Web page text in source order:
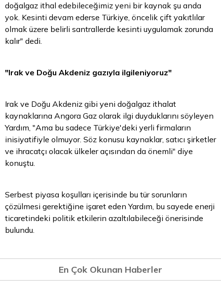
doğalgaz ithal edebileceğimiz yeni bir kaynak şu anda
yok. Kesinti devam ederse Türkiye, öncelik çift yakıtlılar
olmak üzere belirli santrallerde kesinti uygulamak zorunda
kalır" dedi.
"Irak ve Doğu Akdeniz gazıyla ilgileniyoruz"
Irak ve Doğu Akdeniz gibi yeni doğalgaz ithalat
kaynaklarına Angora Gaz olarak ilgi duyduklarını söyleyen
Yardım, "Ama bu sadece Türkiye'deki yerli firmaların
inisiyatifiyle olmuyor. Söz konusu kaynaklar, satıcı şirketler
ve ihracatçı olacak ülkeler açısından da önemli" diye
konuştu.
Serbest piyasa koşulları içerisinde bu tür sorunların
çözülmesi gerektiğine işaret eden Yardım, bu sayede enerji
ticaretindeki politik etkilerin azaltılabileceği önerisinde
bulundu.
En Çok Okunan Haberler